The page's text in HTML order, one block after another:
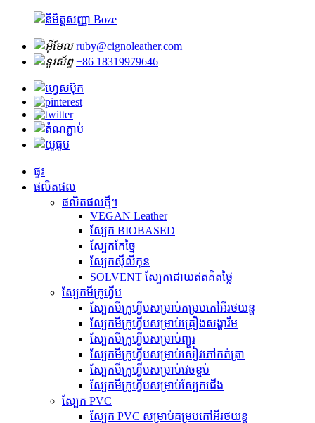
ruby@cignoleather.com
+86 18319979646
ផ្ទះ
ផលិតផល
ផលិតផលថ្មី។
VEGAN Leather
ស្បែក BIOBASED
ស្បែកកែច្នៃ
ស្បែកស៊ីលីកុន
SOLVENT ស្បែកដោយឥតគិតថ្លៃ
ស្បែកមីក្រូហ្វីប
ស្បែកមីក្រូហ្វីបសម្រាប់គម្របកៅអីរថយន្ត
ស្បែកមីក្រូហ្វីបសម្រាប់គ្រឿងសង្ហារឹម
ស្បែកមីក្រូហ្វីបសម្រាប់ព្យួរ
ស្បែកមីក្រូហ្វីបសម្រាប់សៀវភៅកត់ត្រា
ស្បែកមីក្រូហ្វីបសម្រាប់វេចខ្ចប់
ស្បែកមីក្រូហ្វីបសម្រាប់ស្បែកជើង
ស្បែក PVC
ស្បែក PVC សម្រាប់គម្របកៅអីរថយន្ត